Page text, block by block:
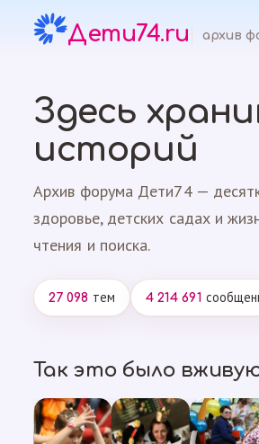
Дети74.ru архив
Здесь
историй
Архив форума Дети74 —
здоровье, детских садах и
чтения и поиска.
27 098 тем 4 214 691
Так это было